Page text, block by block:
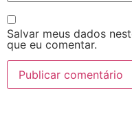
Salvar meus dados
que eu comentar.